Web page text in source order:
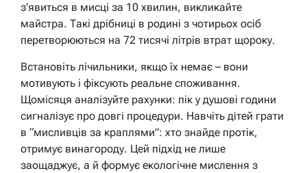
з’явиться в мисці за 10 хвилин, викликайте
майстра. Такі дрібниці в родині з чотирьох осіб
перетворюються на 72 тисячі літрів втрат щороку.
Встановіть лічильники, якщо їх немає – вони
мотивують і фіксують реальне споживання.
Щомісяця аналізуйте рахунки: пік у душові години
сигналізує про довгі процедури. Навчіть дітей грати
в “мисливців за краплями”: хто знайде протік,
отримує винагороду. Цей підхід не лише
заощаджує, а й формує екологічне мислення з